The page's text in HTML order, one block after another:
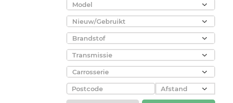
Model
Nieuw/Gebruikt
Brandstof
Transmissie
Carrosserie